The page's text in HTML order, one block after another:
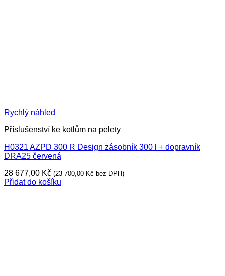
Rychlý náhled
Příslušenství ke kotlům na pelety
H0321 AZPD 300 R Design zásobník 300 l + dopravník
DRA25 červená
28 677,00 Kč (23 700,00 Kč bez DPH)
Přidat do košíku